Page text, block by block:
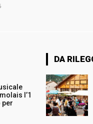
l’1
per
DA